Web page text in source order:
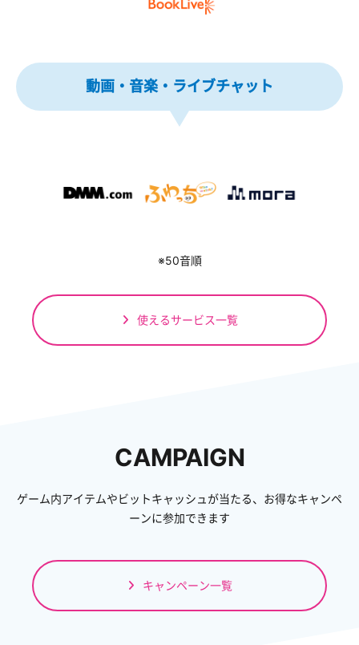
動画・音楽・ライブチャット
※50音順
使えるサービス一覧
CAMPAIGN
ゲーム内アイテムやビットキャッシュが当たる、お得なキャンペ
ーンに参加できます
キャンペーン一覧